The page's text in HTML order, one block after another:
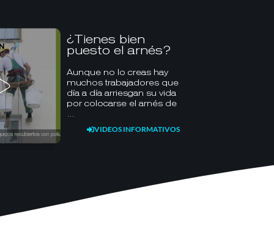
¿Tienes bien
puesto el arnés?
Aunque no lo creas hay
muchos trabajadores que
día a día arriesgan su vida
por colocarse el arnés de
VIDEOS INFORMATIVOS